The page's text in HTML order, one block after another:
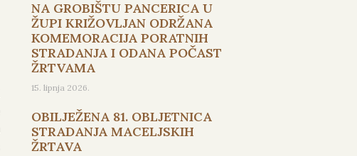
NA GROBIŠTU PANCERICA U
ŽUPI KRIŽOVLJAN ODRŽANA
KOMEMORACIJA PORATNIH
STRADANJA I ODANA POČAST
ŽRTVAMA
15. lipnja 2026.
OBILJEŽENA 81. OBLJETNICA
STRADANJA MACELJSKIH
ŽRTAVA